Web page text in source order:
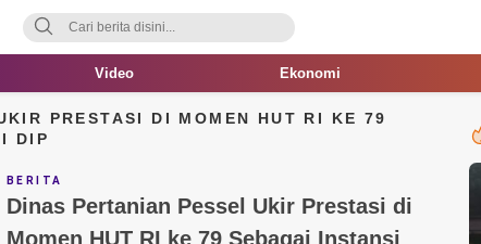
Video Ekonomi
PRESTASI DI MOMEN HUT RI KE 79
DIP
BERITA
Dinas Pertanian Pessel Ukir Prestasi di
Momen HUT RI ke 79 Sebagai Instansi